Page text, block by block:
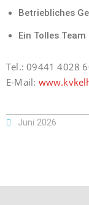
Betriebliches
Ein Tolles Team
Tel.: 09441 4028
E-Mail:
Juni 2026